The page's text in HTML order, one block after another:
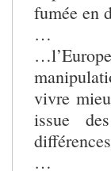
fumée en
…
vivre
issue
…